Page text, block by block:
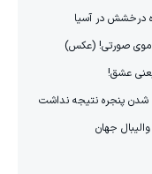
درخشش در آسیا
موی صورتی! (عکس)
عشق!
شدن پنجره نتیجه نداشت
جهان